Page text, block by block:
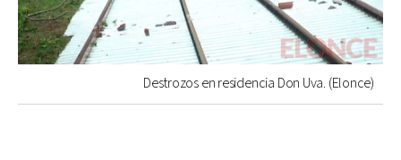
Destrozos en residencia Don Uva. (Elonce)